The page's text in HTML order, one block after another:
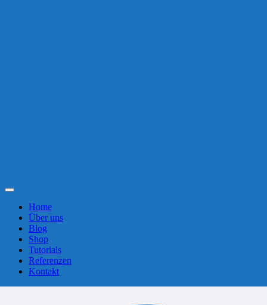
Toggle
NavigationHome
Über uns
Blog
Shop
Tutorials
Referenzen
Kontakt